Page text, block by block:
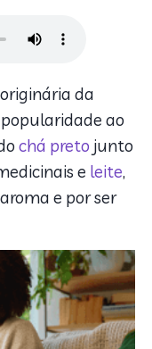
da
ao
chá preto junto
e leite,
e por ser